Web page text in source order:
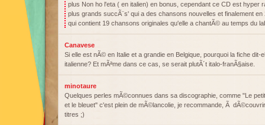
plus Non ho l'eta ( en italien) en bonus, cependant ce CD est hyper
plus grands succÃ¨s' qui a des chansons nouvelles et finalement
qui contient 19 chansons originales qu'elle a chantÃ© au temps du
Canavese
Si elle est nÃ© en Italie et a grandie en Belgique, pourquoi la fiche dit-
italienne? Et mÃªme dans ce cas, se serait plutÃ´t italo-franÃ§aise.
minotaure
Quelques perles mÃ©connues dans sa discographie, comme "Le
et le bleuet" c'est plein de mÃ©lancolie, je recommande, Ã
titres ;)